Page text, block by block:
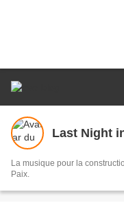
Last Night
La musique pour la
Paix.